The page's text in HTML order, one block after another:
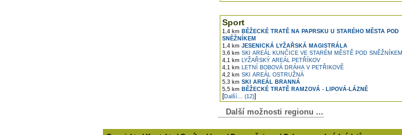
Sport
1,4 km BĚŽECKÉ TRATĚ NA PAPRSKU U STARÉHO MĚSTA POD
SNĚŽNÍKEM
1,4 km JESENICKÁ LYŽAŘSKÁ MAGISTRÁLA
3,6 km SKI AREÁL KUNČICE VE STARÉM MĚSTĚ POD SNĚŽNÍKEM
4,1 km LYŽAŘSKÝ AREÁL PETŘÍKOV
4,1 km LETNÍ BOBOVÁ DRÁHA V PETŘIKOVĚ
4,2 km SKI AREÁL OSTRUŽNÁ
5,3 km SKI AREÁL BRANNÁ
5,5 km BĚŽECKÉ TRATĚ RAMZOVÁ - LIPOVÁ-LÁZNĚ
[Další... (12)]
Další možnosti regionu ...